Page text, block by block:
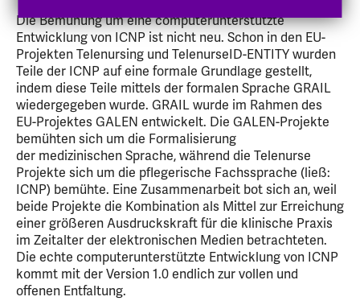
Die Bemühung um eine computerunterstützte
Entwicklung von ICNP ist nicht neu. Schon in den EU-
Projekten Telenursing und TelenurseID-ENTITY wurden
Teile der ICNP auf eine formale Grundlage gestellt,
indem diese Teile mittels der formalen Sprache GRAIL
wiedergegeben wurde. GRAIL wurde im Rahmen des
EU-Projektes GALEN entwickelt. Die GALEN-Projekte
bemühten sich um die Formalisierung
der medizinischen Sprache, während die Telenurse
Projekte sich um die pflegerische Fachssprache (ließ:
ICNP) bemühte. Eine Zusammenarbeit bot sich an, weil
beide Projekte die Kombination als Mittel zur Erreichung
einer größeren Ausdruckskraft für die klinische Praxis
im Zeitalter der elektronischen Medien betrachteten.
Die echte computerunterstützte Entwicklung von ICNP
kommt mit der Version 1.0 endlich zur vollen und
offenen Entfaltung.